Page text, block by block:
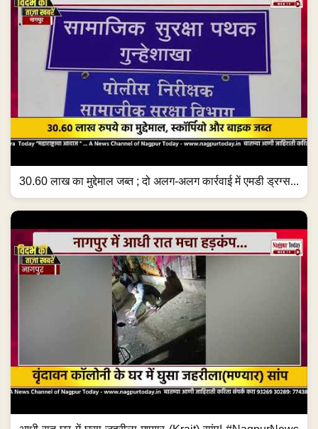
30.60 लाख का मुद्देमाल जब्त ; दो अलग-अलग कार्रवाई में एमडी ड्रग्स...